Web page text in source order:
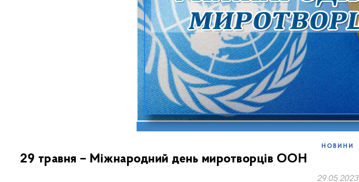
НОВИНИ
29 травня – Міжнародний день миротворців ООН
29.05.2023